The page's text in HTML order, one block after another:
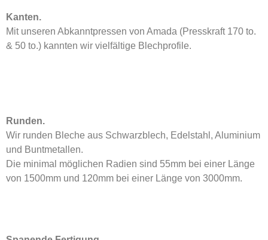
Kanten.
Mit unseren Abkanntpressen von Amada (Presskraft 170 to.
& 50 to.) kannten wir vielfältige Blechprofile.
Runden.
Wir runden Bleche aus Schwarzblech, Edelstahl, Aluminium
und Buntmetallen.
Die minimal möglichen Radien sind 55mm bei einer Länge
von 1500mm und 120mm bei einer Länge von 3000mm.